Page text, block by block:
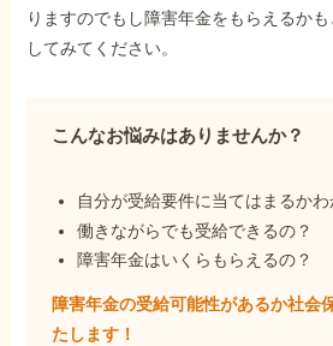
りますのでもし障害年金をもらえるか
してみてください。
こんなお悩みはありませんか？
自分が受給要件に当てはまるか
働きながらでも受給できるの？
障害年金はいくらもらえるの？
障害年金の受給可能性があるか社会
たします！